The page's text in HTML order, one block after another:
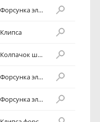
Форсунка электромагнитная
Клипса
Колпачок штуцера диагностики
Форсунка электромагнитная
Форсунка электромагнитная